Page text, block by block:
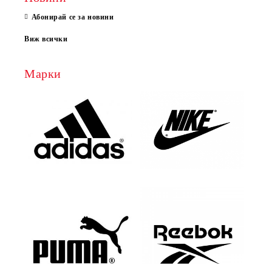
Абонирай се за новини
Виж всички
Марки